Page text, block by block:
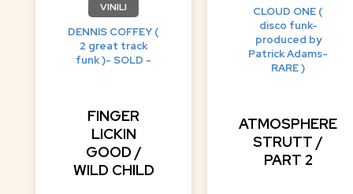
VINILI
DENNIS COFFEY (
2 great track
funk )- SOLD -
FINGER
LICKIN
GOOD /
WILD CHILD
CLOUD ONE (
disco funk-
produced by
Patrick Adams-
RARE )
ATMOSPHERE
STRUTT /
PART 2